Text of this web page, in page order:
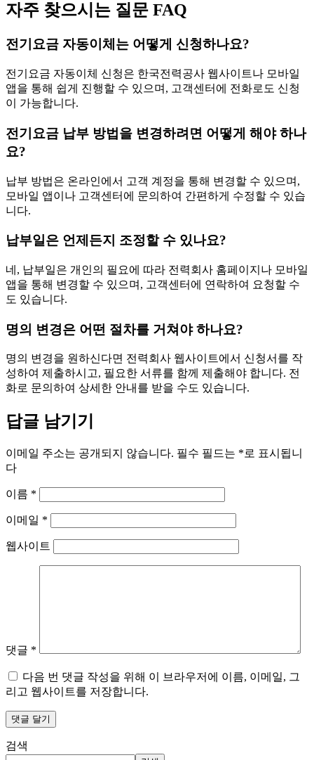
자주 찾으시는 질문 FAQ
전기요금 자동이체는 어떻게 신청하나요?
전기요금 자동이체 신청은 한국전력공사 웹사이트나 모바일
앱을 통해 쉽게 진행할 수 있으며, 고객센터에 전화로도 신청
이 가능합니다.
전기요금 납부 방법을 변경하려면 어떻게 해야 하나
요?
납부 방법은 온라인에서 고객 계정을 통해 변경할 수 있으며,
모바일 앱이나 고객센터에 문의하여 간편하게 수정할 수 있습
니다.
납부일은 언제든지 조정할 수 있나요?
네, 납부일은 개인의 필요에 따라 전력회사 홈페이지나 모바일
앱을 통해 변경할 수 있으며, 고객센터에 연락하여 요청할 수
도 있습니다.
명의 변경은 어떤 절차를 거쳐야 하나요?
명의 변경을 원하신다면 전력회사 웹사이트에서 신청서를 작
성하여 제출하시고, 필요한 서류를 함께 제출해야 합니다. 전
화로 문의하여 상세한 안내를 받을 수도 있습니다.
답글 남기기
이메일 주소는 공개되지 않습니다. 필수 필드는 *로 표시됩니
다
이름 *
이메일 *
웹사이트
댓글 *
다음 번 댓글 작성을 위해 이 브라우저에 이름, 이메일, 그
리고 웹사이트를 저장합니다.
검색